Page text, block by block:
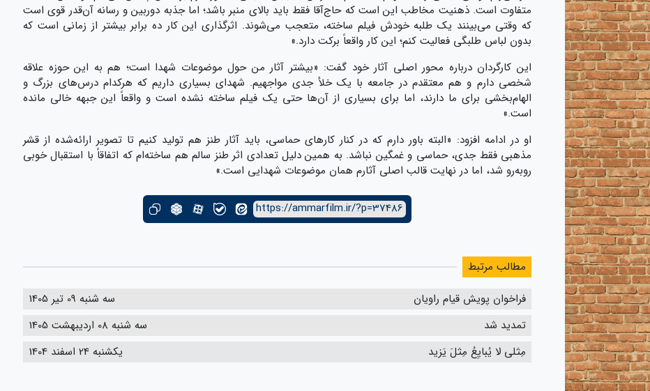
متفاوت است. ذهنیت مخاطب این است که حاج‌آقا فقط باید بالای منبر باشد؛ اما جذبه دوربین و رسانه آن‌قدر قوی است
که وقتی می‌بینند یک طلبه خودش فیلم ساخته، متعجب می‌شوند. اثرگذاری این کار ده برابر بیشتر از زمانی است که
بدون لباس طلبگی فعالیت کنم؛ این کار واقعاً برکت دارد.»
این کارگردان درباره محور اصلی آثار خود گفت: «بیشتر آثار من حول موضوعات شهدا است؛ هم به این حوزه علاقه
شخصی دارم و هم معتقدم در جامعه با یک خلأ جدی مواجهیم. شهدای بسیاری داریم که هرکدام درس‌های بزرگ و
الهام‌بخشی برای ما دارند، اما برای بسیاری از آن‌ها حتی یک فیلم ساخته نشده است و واقعاً این جبهه خالی مانده
است.»
او در ادامه افزود: «البته باور دارم که در کنار کارهای حماسی، باید آثار طنز هم تولید کنیم تا تصویر ارائه‌شده از قشر
مذهبی فقط جدی، حماسی و غمگین نباشد. به همین دلیل تعدادی اثر طنز سالم هم ساخته‌ام که اتفاقاً با استقبال خوبی
روبه‌رو شد، اما در نهایت قالب اصلی آثارم همان موضوعات شهدایی است.»
https://ammarfilm.ir/?p=37486
مطالب مرتبط
فراخوان پویش قیام راویان
سه شنبه 09 تیر 1405
تمدید شد
سه شنبه 08 اردیبهشت 1405
مِثلی لا یُبایِعُ مِثلَ یَزید
یکشنبه 24 اسفند 1404